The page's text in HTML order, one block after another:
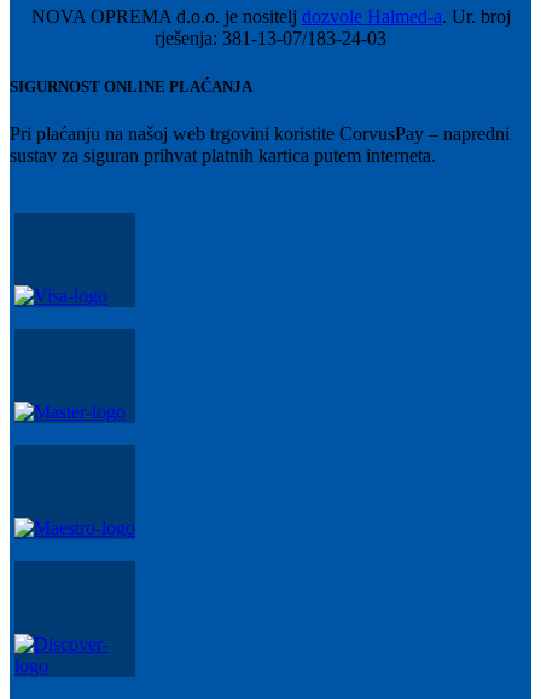
NOVA OPREMA d.o.o. je nositelj dozvole Halmed-a. Ur. broj
rješenja: 381-13-07/183-24-03
SIGURNOST ONLINE PLAĆANJA
Pri plaćanju na našoj web trgovini koristite CorvusPay – napredni
sustav za siguran prihvat platnih kartica putem interneta.